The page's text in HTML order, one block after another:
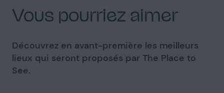
Vous pourriez aimer
Découvrez en avant-première les meilleurs
lieux qui seront proposés par The Place to
See.